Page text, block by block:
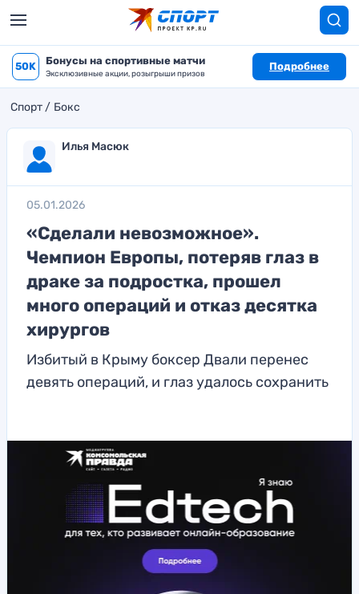
50K Бонусы на спортивные матчи
Эксклюзивные акции, розыгрыши призов
Подробнее
Спорт Бокс
Илья Масюк
05.01.2026
«Сделали невозможное».
Чемпион Европы, потеряв глаз в
драке за подростка, прошел
много операций и отказ десятка
хирургов
Избитый в Крыму боксер Двали перенес
девять операций, и глаз удалось сохранить